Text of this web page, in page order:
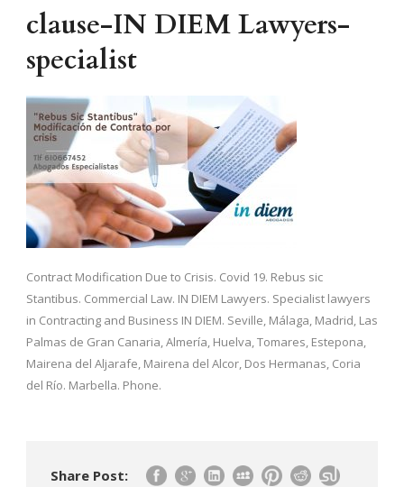
clause-IN DIEM Lawyers-
specialist
Contract Modification Due to Crisis. Covid 19. Rebus sic
Stantibus. Commercial Law. IN DIEM Lawyers. Specialist lawyers
in Contracting and Business IN DIEM. Seville, Málaga, Madrid, Las
Palmas de Gran Canaria, Almería, Huelva, Tomares, Estepona,
Mairena del Aljarafe, Mairena del Alcor, Dos Hermanas, Coria
del Río. Marbella. Phone.
Share Post: